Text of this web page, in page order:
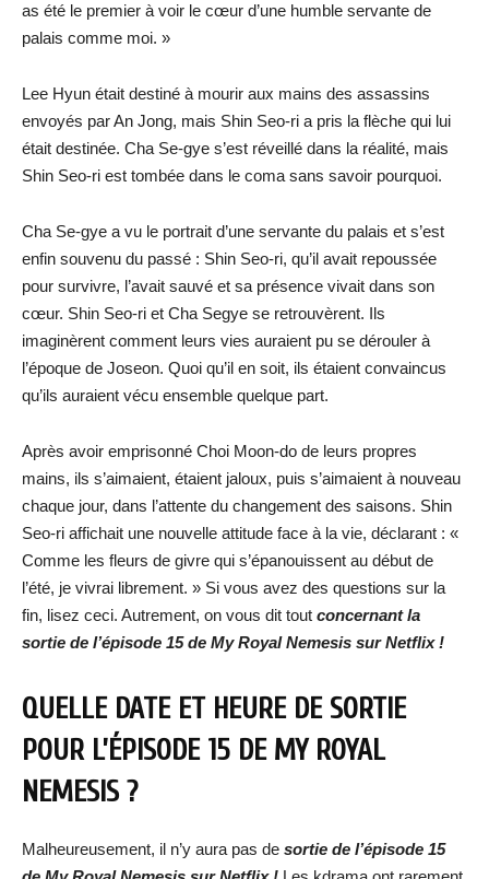
as été le premier à voir le cœur d’une humble servante de
palais comme moi. »
Lee Hyun était destiné à mourir aux mains des assassins
envoyés par An Jong, mais Shin Seo-ri a pris la flèche qui lui
était destinée. Cha Se-gye s’est réveillé dans la réalité, mais
Shin Seo-ri est tombée dans le coma sans savoir pourquoi.
Cha Se-gye a vu le portrait d’une servante du palais et s’est
enfin souvenu du passé : Shin Seo-ri, qu’il avait repoussée
pour survivre, l’avait sauvé et sa présence vivait dans son
cœur. Shin Seo-ri et Cha Segye se retrouvèrent. Ils
imaginèrent comment leurs vies auraient pu se dérouler à
l’époque de Joseon. Quoi qu’il en soit, ils étaient convaincus
qu’ils auraient vécu ensemble quelque part.
Après avoir emprisonné Choi Moon-do de leurs propres
mains, ils s’aimaient, étaient jaloux, puis s’aimaient à nouveau
chaque jour, dans l’attente du changement des saisons. Shin
Seo-ri affichait une nouvelle attitude face à la vie, déclarant : «
Comme les fleurs de givre qui s’épanouissent au début de
l’été, je vivrai librement. » Si vous avez des questions sur la
fin, lisez ceci. Autrement, on vous dit tout concernant la
sortie de l’épisode 15 de My Royal Nemesis sur Netflix !
QUELLE DATE ET HEURE DE SORTIE
POUR L’ÉPISODE 15 DE MY ROYAL
NEMESIS ?
Malheureusement, il n’y aura pas de sortie de l’épisode 15